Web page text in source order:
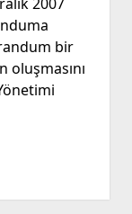
bir
oluşmasını